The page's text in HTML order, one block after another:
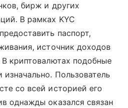
бирж и других
В рамках KYC
паспорт,
источник доходов
криптовалютах подобные
изначально. Пользователь
со всей историей его
однажды оказался связан